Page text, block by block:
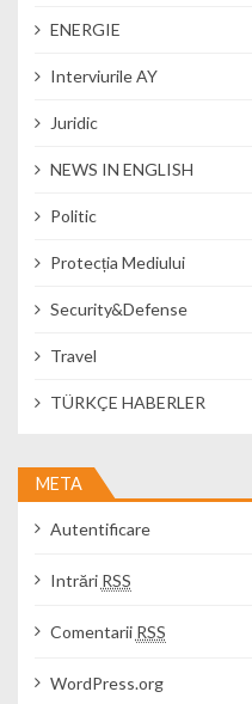
ENERGIE
Interviurile AY
Juridic
NEWS IN ENGLISH
Politic
Protecția Mediului
Security&Defense
Travel
TÜRKÇE HABERLER
META
Autentificare
Intrări RSS
Comentarii RSS
WordPress.org